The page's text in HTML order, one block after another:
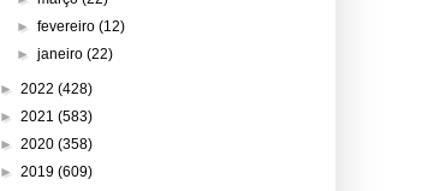
►fevereiro(12)
►janeiro(22)
► 2022 (428)
► 2021 (583)
► 2020 (358)
► 2019 (609)